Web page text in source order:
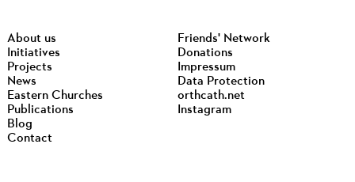
About us
Initiatives
Projects
News
Eastern Churches
Publications
Blog
Contact
Friends' Network
Donations
Impressum
Data Protection
orthcath.net
Instagram